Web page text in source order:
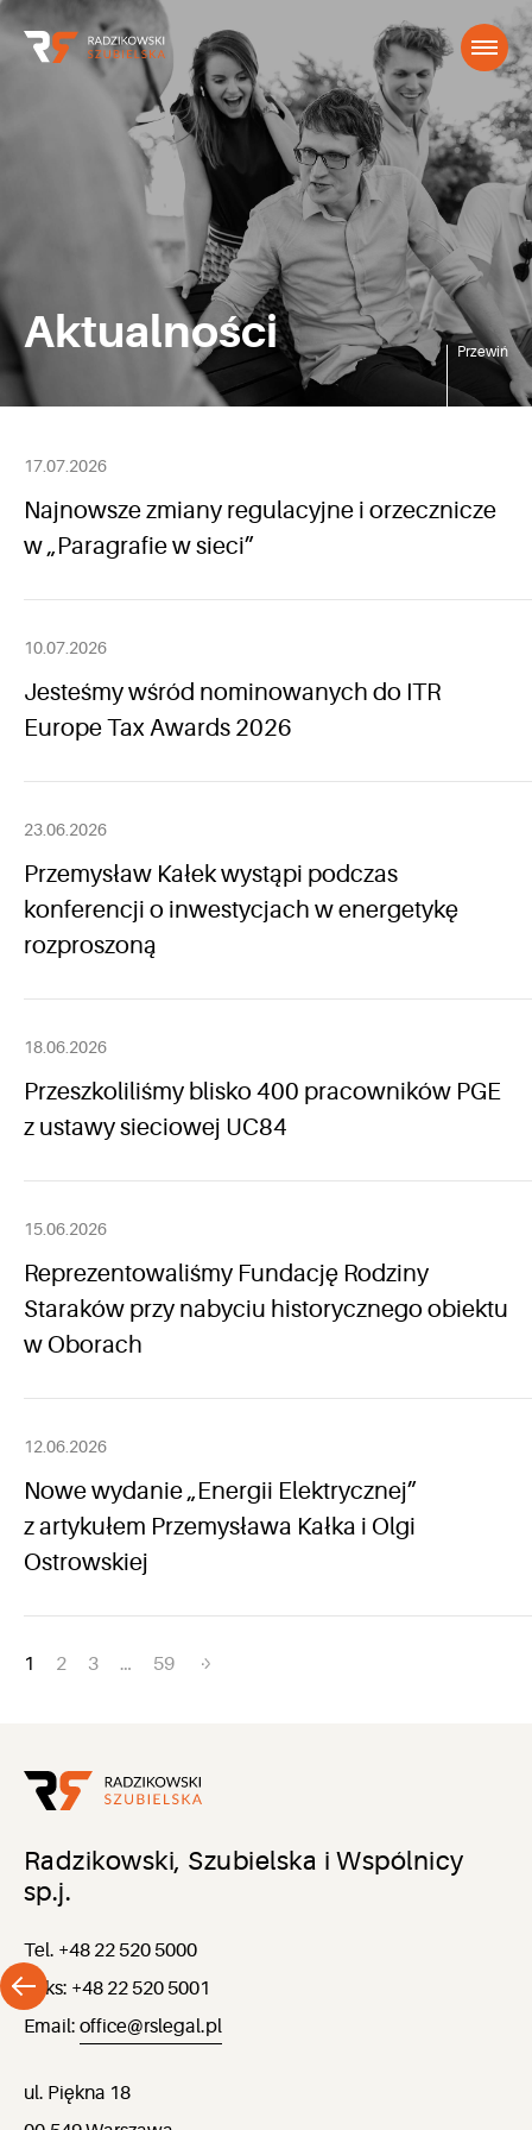
Aktualności Przewiń
17.07.2026
Najnowsze zmiany regulacyjne i orzecznicze
w „Paragrafie w sieci”
10.07.2026
Jesteśmy wśród nominowanych do ITR
Europe Tax Awards 2026
23.06.2026
Przemysław Kałek wystąpi podczas
konferencji o inwestycjach w energetykę
rozproszoną
18.06.2026
Przeszkoliliśmy blisko 400 pracowników PGE
z ustawy sieciowej UC84
15.06.2026
Reprezentowaliśmy Fundację Rodziny
Staraków przy nabyciu historycznego obiektu
w Oborach
12.06.2026
Nowe wydanie „Energii Elektrycznej”
z artykułem Przemysława Kałka i Olgi
Ostrowskiej
Nawigacja
1 2 3 … 59
Radzikowski, Szubielska i Wspólnicy
sp.j.
Tel. +48 22 520 5000
Faks: +48 22 520 5001
Email: office@rslegal.pl
ul. Piękna 18